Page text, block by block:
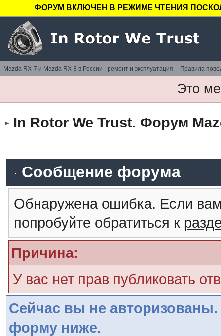
ФОРУМ ВКЛЮЧЕН В РЕЖИМЕ ЧТЕНИЯ
Mazda RX-7 и Mazda RX-8 в России - ремонт и эксплуатация Правила
Это
In Rotor We Trust. Форум
Сообщение форума
Обнаружена ошибка. Если
попробуйте обратиться к
Причина:
У вас нет прав публиковать
Сейчас вы не авторизованы.
форму ниже.